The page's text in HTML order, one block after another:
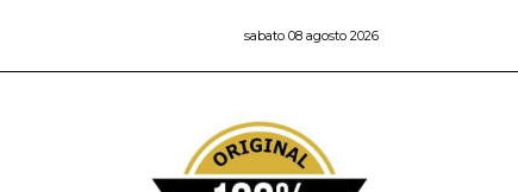
sabato 08 agosto 2026